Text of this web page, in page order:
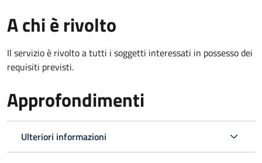
A chi è rivolto
Il servizio è rivolto a tutti i soggetti interessati in possesso dei
requisiti previsti.
Approfondimenti
Ulteriori informazioni